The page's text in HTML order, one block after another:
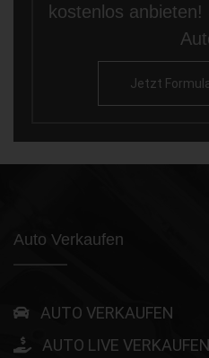
kostenlos
Jetzt
Auto Verkaufen
AUTO VERKAUFEN
AUTO LIVE VERKAUFEN